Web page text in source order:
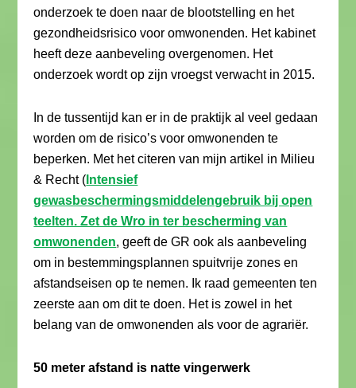
onderzoek te doen naar de blootstelling en het
gezondheidsrisico voor omwonenden. Het kabinet
heeft deze aanbeveling overgenomen. Het
onderzoek wordt op zijn vroegst verwacht in 2015.
In de tussentijd kan er in de praktijk al veel gedaan
worden om de risico’s voor omwonenden te
beperken. Met het citeren van mijn artikel in Milieu
& Recht ( Intensief
gewasbeschermingsmiddelengebruik bij open
teelten. Zet de Wro in ter bescherming van
omwonenden, geeft de GR ook als aanbeveling
om in bestemmingsplannen spuitvrije zones en
afstandseisen op te nemen. Ik raad gemeenten ten
zeerste aan om dit te doen. Het is zowel in het
belang van de omwonenden als voor de agrariër.
50 meter afstand is natte vingerwerk